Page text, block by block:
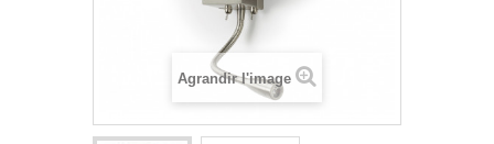
Agrandir l'image